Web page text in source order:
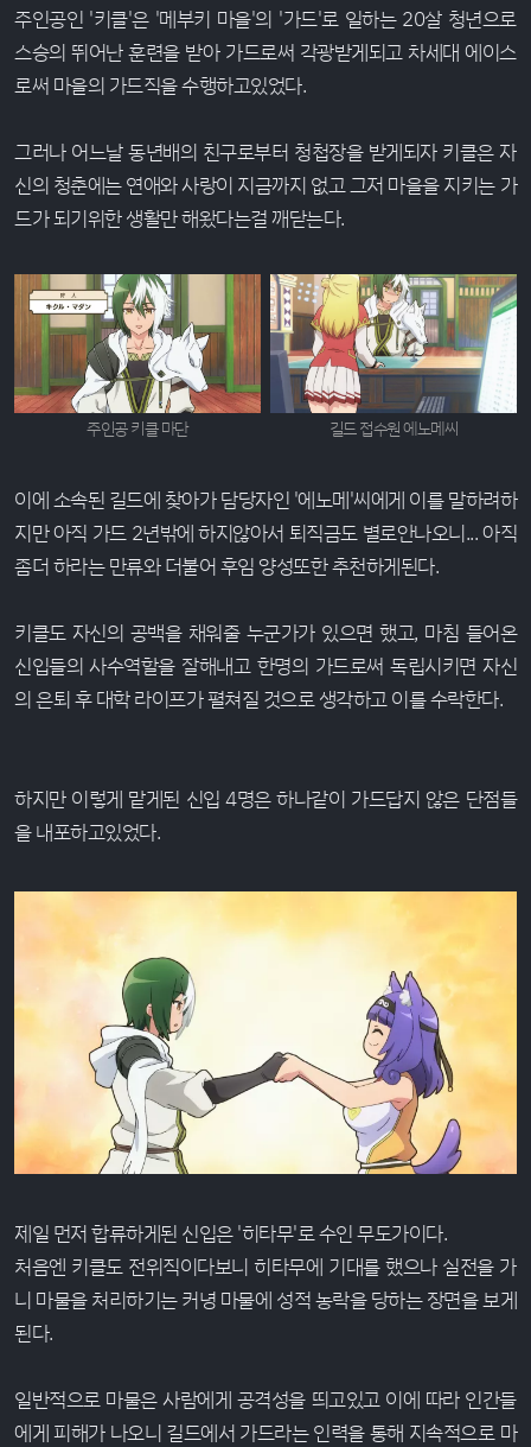
주인공인 '키클'은 '메부키 마을'의 '가드'로 일하는 20살 청년으로
스승의 뛰어난 훈련을 받아 가드로써 각광받게되고 차세대 에이스
로써 마을의 가드직을 수행하고있었다.
그러나 어느날 동년배의 친구로부터 청첩장을 받게되자 키클은 자
신의 청춘에는 연애와 사랑이 지금까지 없고 그저 마을을 지키는 가
드가 되기위한 생활만 해왔다는걸 깨닫는다.
주인공 키클 마단 길드 접수원 에노메씨
이에 소속된 길드에 찾아가 담당자인 '에노메'씨에게 이를 말하려하
지만 아직 가드 2년밖에 하지않아서 퇴직금도 별로안나오니... 아직
좀더 하라는 만류와 더불어 후임 양성또한 추천하게된다.
키클도 자신의 공백을 채워줄 누군가가 있으면 했고, 마침 들어온
신입들의 사수역할을 잘해내고 한명의 가드로써 독립시키면 자신
의 은퇴 후 대학 라이프가 펼쳐질 것으로 생각하고 이를 수락한다.
하지만 이렇게 맡게된 신입 4명은 하나같이 가드답지 않은 단점들
을 내포하고있었다.
제일 먼저 합류하게된 신입은 '히타무'로 수인 무도가이다.
처음엔 키클도 전위직이다보니 히타무에 기대를 했으나 실전을 가
니 마물을 처리하기는 커녕 마물에 성적 농락을 당하는 장면을 보게
된다.
일반적으로 마물은 사람에게 공격성을 띄고있고 이에 따라 인간들
에게 피해가 나오니 길드에서 가드라는 인력을 통해 지속적으로 마